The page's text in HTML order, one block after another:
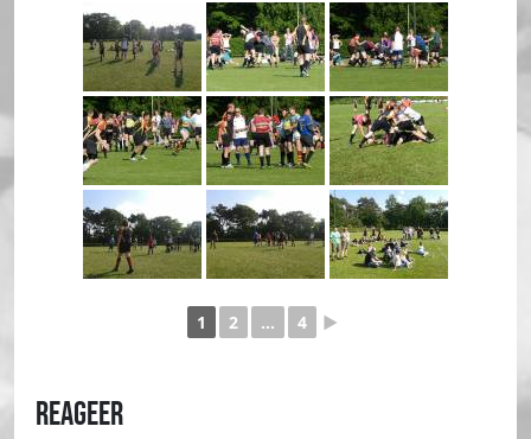
1 2 ... 4 ►
Reageer